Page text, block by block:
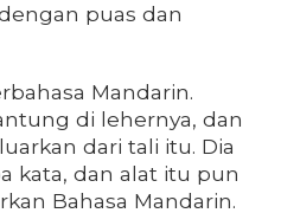
puas dan
Mandarin.
di lehernya, dan
dari tali itu. Dia
kata, dan alat itu pun
Bahasa Mandarin.